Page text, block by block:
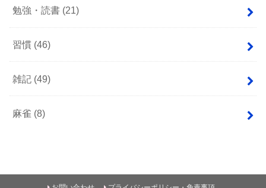
勉強・読書 (21)
習慣 (46)
雑記 (49)
麻雀 (8)